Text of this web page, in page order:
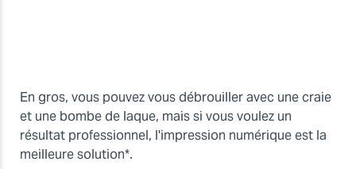
En gros, vous pouvez vous débrouiller avec une craie
et une bombe de laque, mais si vous voulez un
résultat professionnel, l'impression numérique est la
meilleure solution*.